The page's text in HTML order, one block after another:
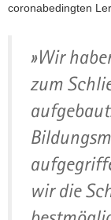
coronabedingten
»Wir
zum
wir die